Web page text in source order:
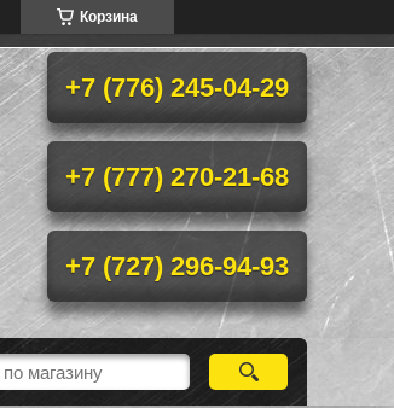
Корзина
+7 (776) 245-04-29
+7 (777) 270-21-68
+7 (727) 296-94-93